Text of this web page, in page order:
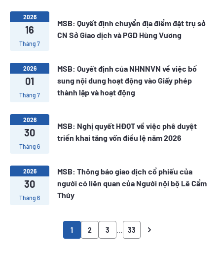
2026
16
Tháng 7
MSB: Quyết định chuyển địa điểm đặt trụ sở
CN Sở Giao dịch và PGD Hùng Vương
2026
01
Tháng 7
MSB: Quyết định của NHNNVN về việc bổ
sung nội dung hoạt động vào Giấy phép
thành lập và hoạt động
2026
30
Tháng 6
MSB: Nghị quyết HĐQT về việc phê duyệt
triển khai tăng vốn điều lệ năm 2026
2026
30
Tháng 6
MSB: Thông báo giao dịch cổ phiếu của
người có liên quan của Người nội bộ Lê Cẩm
Thúy
1 2 3 33